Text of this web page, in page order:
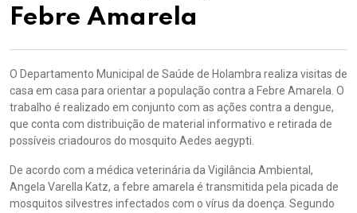
Febre Amarela
O Departamento Municipal de Saúde de Holambra realiza visitas de
casa em casa para orientar a população contra a Febre Amarela. O
trabalho é realizado em conjunto com as ações contra a dengue,
que conta com distribuição de material informativo e retirada de
possíveis criadouros do mosquito Aedes aegypti.
De acordo com a médica veterinária da Vigilância Ambiental,
Angela Varella Katz, a febre amarela é transmitida pela picada de
mosquitos silvestres infectados com o vírus da doença. Segundo